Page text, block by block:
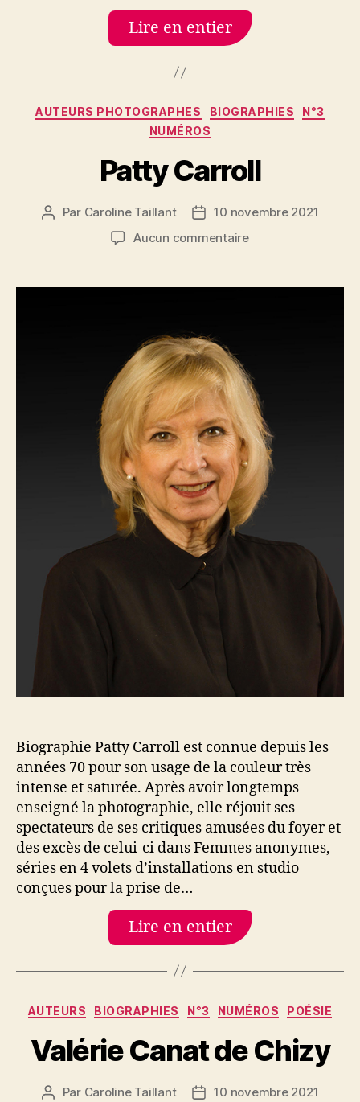
Lire en entier
Catégories
AUTEURS PHOTOGRAPHES BIOGRAPHIES
N°3
NUMÉROS
Patty Carroll
Auteur
Par Caroline Taillant
Date10 novembre 2021
Aucun commentairesur
Biographie Patty Carroll est connue depuis les
années 70 pour son usage de la couleur très
intense et saturée. Après avoir longtemps
enseigné la photographie, elle réjouit ses
spectateurs de ses critiques amusées du foyer et
des excès de celui-ci dans Femmes anonymes,
séries en 4 volets d’installations en studio
conçues pour la prise de…
Lire en entier
Catégories
AUTEURS BIOGRAPHIES N°3 NUMÉROS POÉSIE
Valérie Canat de Chizy
Auteur
Par Caroline Taillant Date10 novembre 2021